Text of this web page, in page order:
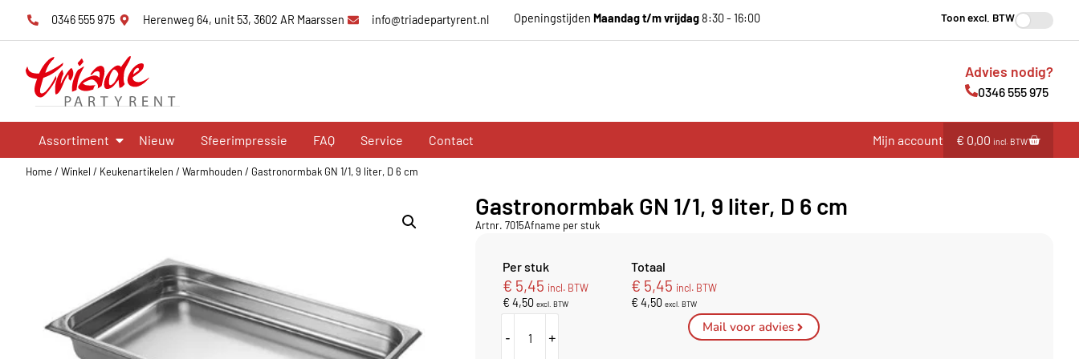
0346 555 975 Herenweg 64, unit 53, 3602 AR Maarssen info@triadepartyrent.nl Openingstijden Maandag t/m vrijdag8:30 - 16:00 Toon excl. BTW
Advies nodig?
0346 555 975
Assortiment Nieuw Sfeerimpressie FAQ Service Contact Mijn account € 0,00 incl. BTW
Home / Winkel / Keukenartikelen / Warmhouden / Gastronormbak GN 1/1, 9 liter, D 6 cm
Gastronormbak GN 1/1, 9 liter, D 6 cm
Artnr. 7015Afname per stuk
Per stuk
€ 5,45 incl. BTW
€ 4,50 excl. BTW
Totaal
€ 5,45 incl. BTW
€ 4,50 excl. BTW
- +
Mail voor advies